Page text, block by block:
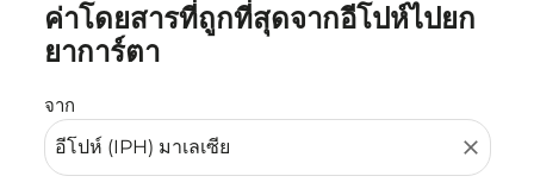
ค่าโดยสารที่ถูกที่สุดจากอีโปห์ไปยก
ยาการ์ตา
จาก
close
ลองอัปเดตเส้นทางของคุณ (ต้นทางและ/หรือปลายทาง) หรื